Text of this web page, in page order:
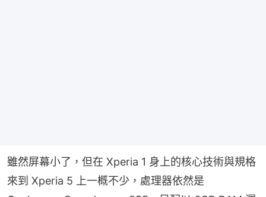
雖然屏幕小了，但在 Xperia 1 身上的核心技術與規格
來到 Xperia 5 上一概不少，處理器依然是